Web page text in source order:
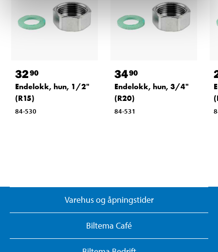
3290
Endelokk, hun, 1/2"
(R15)
84-530
3490
Endelokk, hun, 3/4"
(R20)
84-531
Varehus og åpningstider
Biltema Café